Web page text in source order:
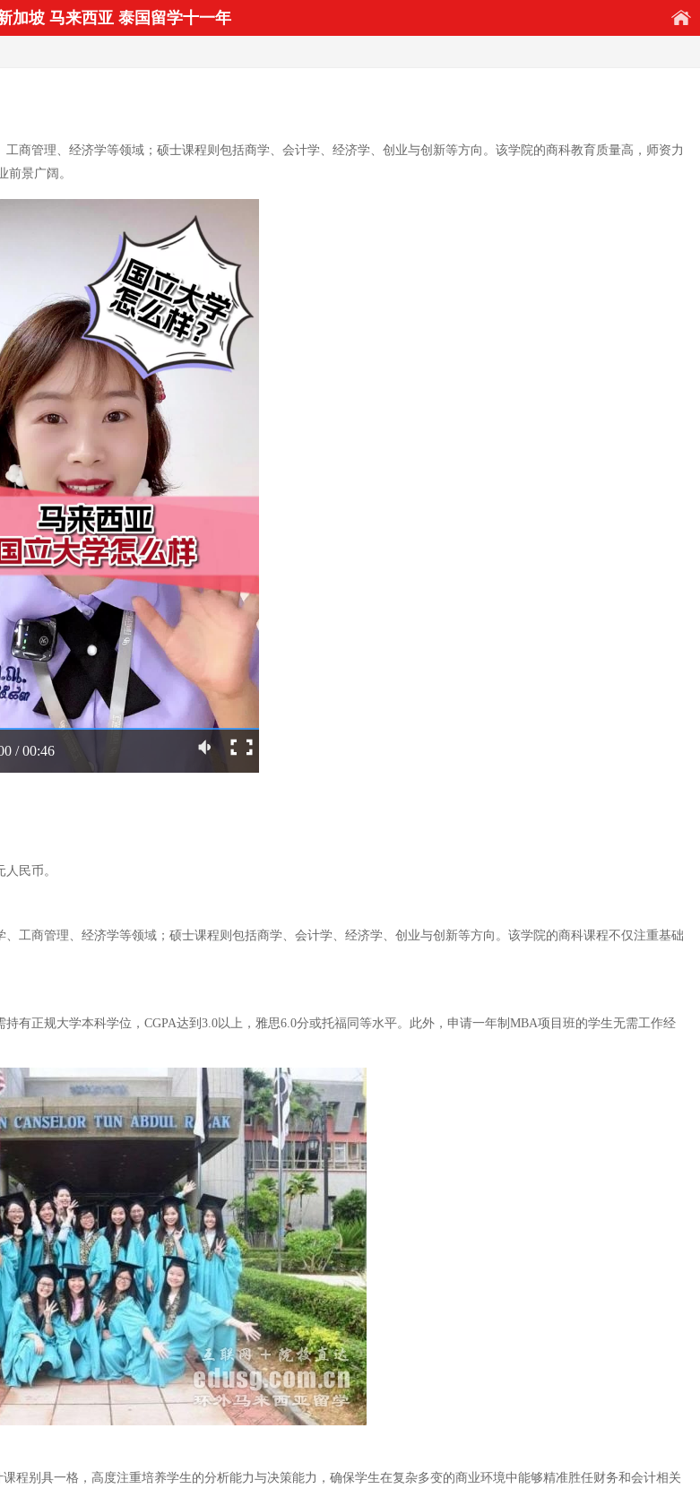
加坡 马来西亚 泰国留学十一年
商管理、经济学等领域；硕士课程则包括商学、会计学、经济学、创业与创新等方向。该学院的商科教育质量高，师资力
景广阔。
/ 00:46
民币。
工商管理、经济学等领域；硕士课程则包括商学、会计学、经济学、创业与创新等方向。该学院的商科课程不仅注重基础
有正规大学本科学位，CGPA达到3.0以上，雅思6.0分或托福同等水平。此外，申请一年制MBA项目班的学生无需工作经
程别具一格，高度注重培养学生的分析能力与决策能力，确保学生在复杂多变的商业环境中能够精准胜任财务和会计相关